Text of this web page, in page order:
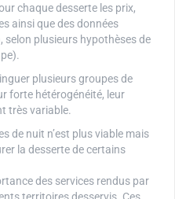
chaque desserte les prix,
ainsi que des données
plusieurs hypothèses de
plusieurs groupes de
forte hétérogénéité, leur
très variable.
de nuit n’est plus viable mais
la desserte de certains
des services rendus par